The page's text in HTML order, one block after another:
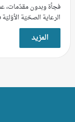
فجأة وبدون مقدّمات،
الرعاية الصحّيّة
المزيد